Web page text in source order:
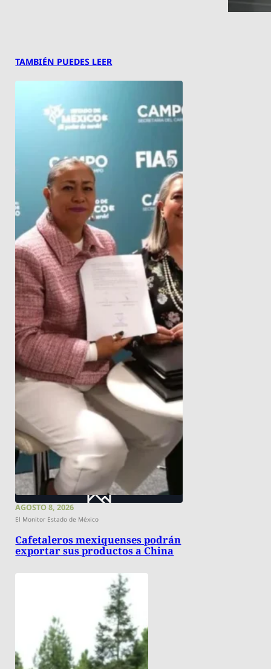
TAMBIÉN PUEDES LEER
AGOSTO 8, 2026
El Monitor Estado de México
Cafetaleros mexiquenses podrán
exportar sus productos a China